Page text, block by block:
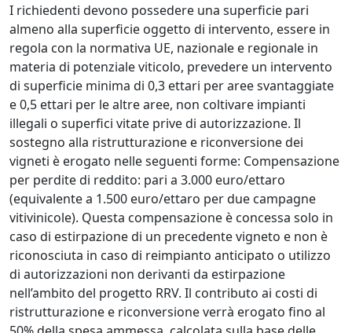
I richiedenti devono possedere una superficie pari
almeno alla superficie oggetto di intervento, essere in
regola con la normativa UE, nazionale e regionale in
materia di potenziale viticolo, prevedere un intervento
di superficie minima di 0,3 ettari per aree svantaggiate
e 0,5 ettari per le altre aree, non coltivare impianti
illegali o superfici vitate prive di autorizzazione. Il
sostegno alla ristrutturazione e riconversione dei
vigneti è erogato nelle seguenti forme: Compensazione
per perdite di reddito: pari a 3.000 euro/ettaro
(equivalente a 1.500 euro/ettaro per due campagne
vitivinicole). Questa compensazione è concessa solo in
caso di estirpazione di un precedente vigneto e non è
riconosciuta in caso di reimpianto anticipato o utilizzo
di autorizzazioni non derivanti da estirpazione
nell’ambito del progetto RRV. Il contributo ai costi di
ristrutturazione e riconversione verrà erogato fino al